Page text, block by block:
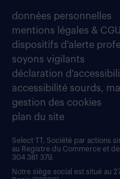
données personnelles
mentions légales & CGU
dispositifs d'alerte
soyons vigilants
déclaration
accessibilité sourds,
gestion des cookies
plan du site
Select TT, Société par actions
au Registre du Commerce et
304 381 379.
Notre siège social est situé au